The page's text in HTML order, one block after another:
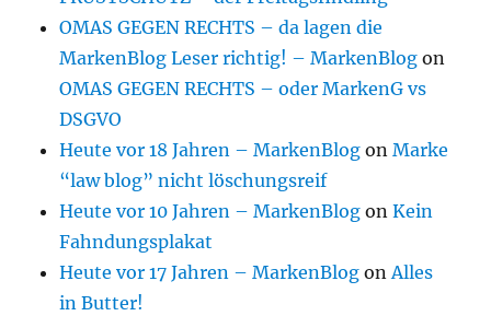
OMAS GEGEN RECHTS – da lagen die
MarkenBlog Leser richtig! – MarkenBlog on
OMAS GEGEN RECHTS – oder MarkenG vs
DSGVO
Heute vor 18 Jahren – MarkenBlog onMarke
“law blog” nicht löschungsreif
Heute vor 10 Jahren – MarkenBlog onKein
Fahndungsplakat
Heute vor 17 Jahren – MarkenBlog onAlles
in Butter!